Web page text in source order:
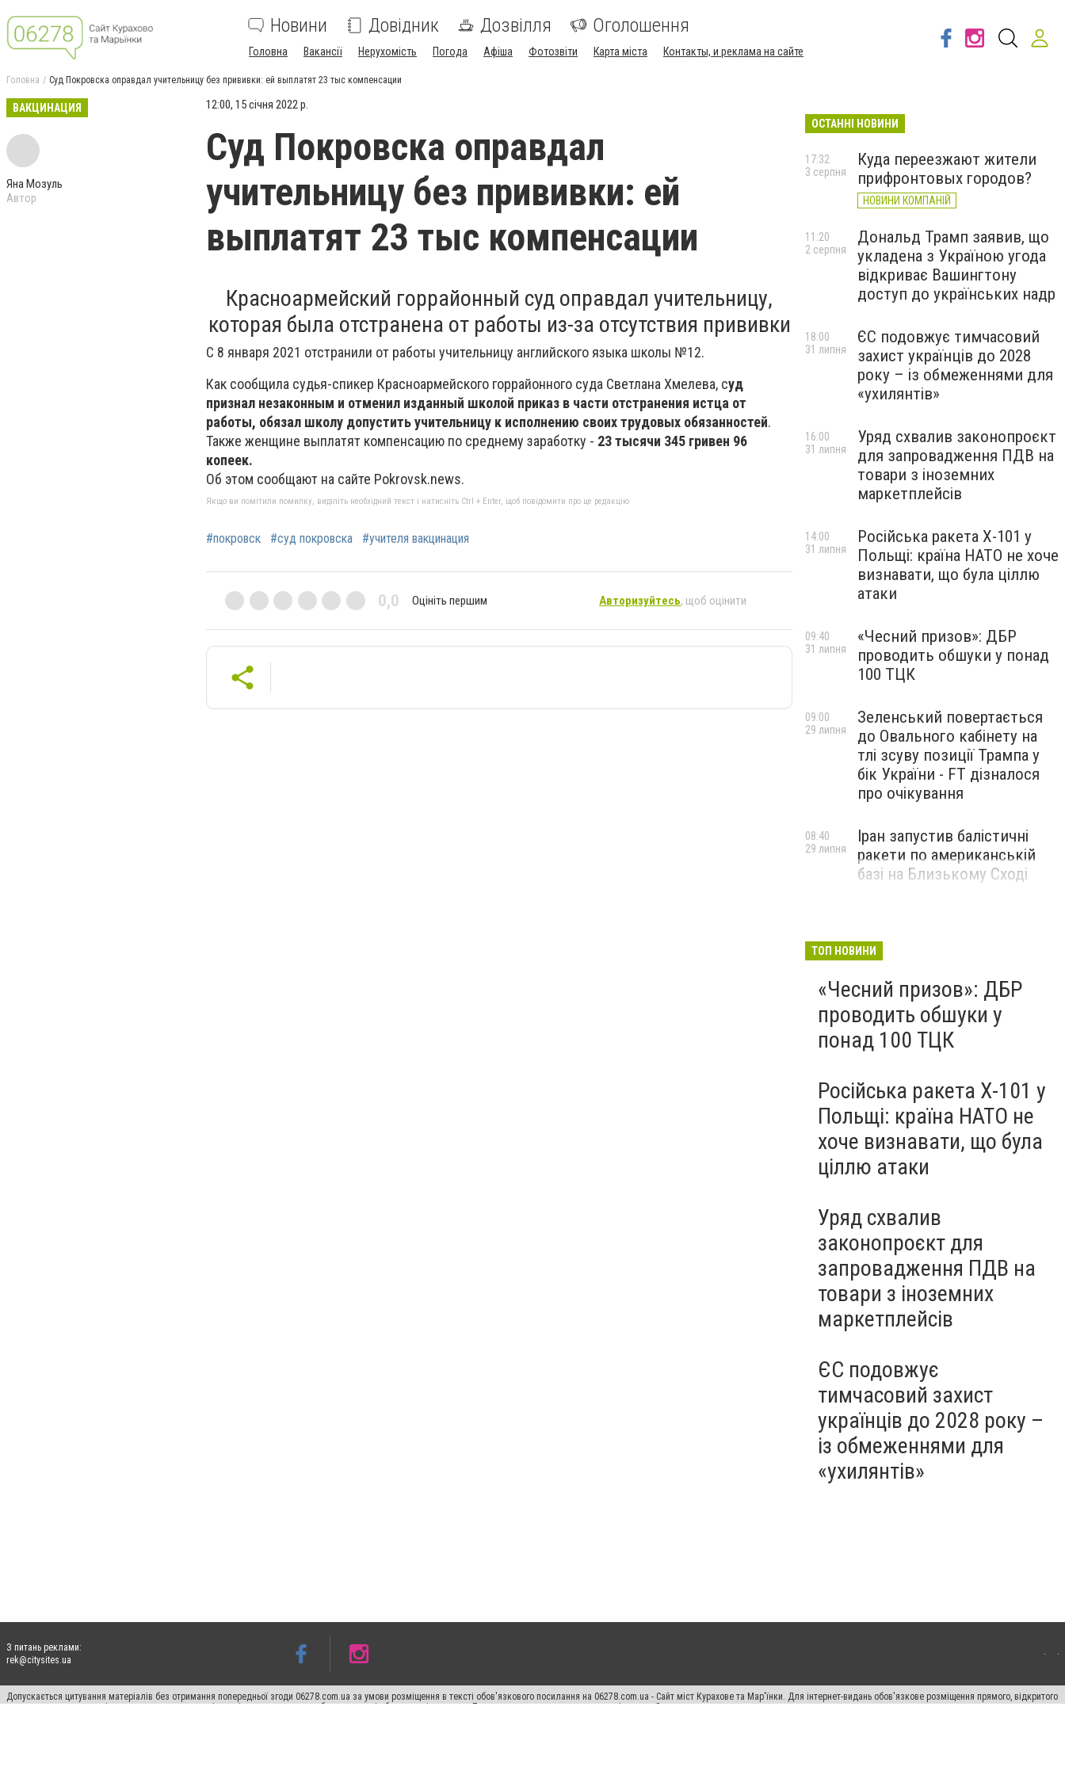
Новини Довідник Дозвілля Оголошення
Головна Вакансії Нерухомість Погода Афіша Фотозвіти Карта міста Контакты, и реклама на сайте
Головна Суд Покровска оправдал учительницу без прививки: ей выплатят 23 тыс компенсации
ВАКЦИНАЦИЯ
Яна Мозуль
Автор
12:00, 15 січня 2022 р.
Суд Покровска оправдал
учительницу без прививки: ей
выплатят 23 тыс компенсации
Красноармейский горрайонный суд оправдал учительницу,
которая была отстранена от работы из-за отсутствия прививки
С 8 января 2021 отстранили от работы учительницу английского языка школы №12.
Как сообщила судья-спикер Красноармейского горрайонного суда Светлана Хмелева, суд
признал незаконным и отменил изданный школой приказ в части отстранения истца от
работы, обязал школу допустить учительницу к исполнению своих трудовых обязанностей.
Также женщине выплатят компенсацию по среднему заработку - 23 тысячи 345 гривен 96
копеек.
Об этом сообщают на сайте Pokrovsk.news.
Якщо ви помітили помилку, виділіть необхідний текст і натисніть Ctrl + Enter, щоб повідомити про це редакцію
#покровск #суд покровска #учителя вакцинация
0,0 Оцініть першим Авторизуйтесь, щоб оцінити
ОСТАННІ НОВИНИ
Куда переезжают жители
прифронтовых городов?
НОВИНИ КОМПАНІЙ
17:32
3 серпня
Дональд Трамп заявив, що
укладена з Україною угода
відкриває Вашингтону
доступ до українських надр
11:20
2 серпня
ЄС подовжує тимчасовий
захист українців до 2028
року – із обмеженнями для
«ухилянтів»
18:00
31 липня
Уряд схвалив законопроєкт
для запровадження ПДВ на
товари з іноземних
маркетплейсів
16:00
31 липня
Російська ракета Х-101 у
Польщі: країна НАТО не хоче
визнавати, що була ціллю
атаки
14:00
31 липня
«Чесний призов»: ДБР
проводить обшуки у понад
100 ТЦК
09:40
31 липня
Зеленський повертається
до Овального кабінету на
тлі зсуву позиції Трампа у
бік України - FT дізналося
про очікування
09:00
29 липня
Іран запустив балістичні
ракети по американській
базі на Близькому Сході
08:40
29 липня
ТОП НОВИНИ
«Чесний призов»: ДБР
проводить обшуки у
понад 100 ТЦК
Російська ракета Х-101 у
Польщі: країна НАТО не
хоче визнавати, що була
ціллю атаки
Уряд схвалив
законопроєкт для
запровадження ПДВ на
товари з іноземних
маркетплейсів
ЄС подовжує
тимчасовий захист
українців до 2028 року –
із обмеженнями для
«ухилянтів»
З питань реклами:
rek@citysites.ua
Допускається цитування матеріалів без отримання попередньої згоди 06278.com.ua за умови розміщення в тексті обов'язкового посилання на 06278.com.ua - Сайт міст Курахове та Мар'їнки. Для інтернет-видань обов'язкове розміщення прямого, відкритого
для пошукових систем гіперпосилання на цитовані статті не нижче другого абзацу в тексті або в якості джерела. Порушення виняткових прав переслідується Законом.